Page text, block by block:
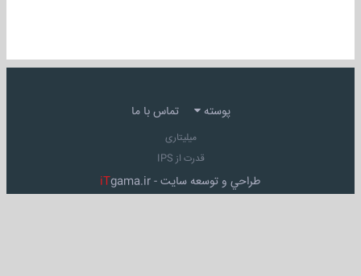
پوسته تماس با ما
میلیتاری
قدرت از IPS
طراحي و توسعه سايت - iTgama.ir